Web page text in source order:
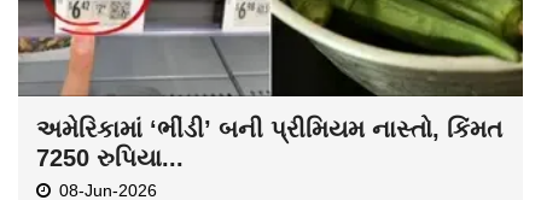
અમેરિકામાં ‘ભીંડી’ બની પ્રીમિયમ નાસ્તો, કિંમત
7250 રુપિયા...
08-Jun-2026